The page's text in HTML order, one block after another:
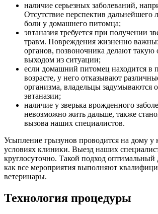
наличие серьезных заболеваний,
Отсутствие перспектив дальнейшего
боли у домашнего питомца;
эвтаназия требуется при получении
травм. Повреждения жизненно
органов, позвоночника делают
выходом из ситуации;
если домашний питомец находится в
возрасте, у него отказывают
организма, владельцы задумываются
эвтаназии;
наличие у зверька врожденного
невозможно жить дальше, также
вызова наших специалистов.
Усыпление грызунов проводится на дому у
условиях клиники. Выезд наших
круглосуточно. Такой подход оптимальный
как все мероприятия выполняют
ветеринары.
Технология процедуры